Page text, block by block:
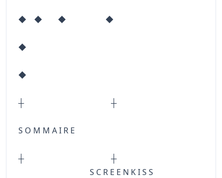
◆ ◆ ◆ ◆
◆
◆
┼ ┼
S O M M A I R E
┼ ┼
S C R E E N K I S S